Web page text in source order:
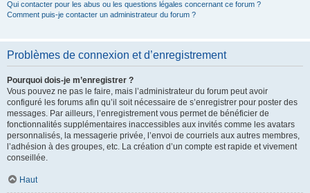
Qui contacter pour les abus ou les questions légales concernant ce forum ?
Comment puis-je contacter un administrateur du forum ?
Problèmes de connexion et d’enregistrement
Pourquoi dois-je m’enregistrer ?
Vous pouvez ne pas le faire, mais l’administrateur du forum peut avoir
configuré les forums afin qu’il soit nécessaire de s’enregistrer pour poster des
messages. Par ailleurs, l’enregistrement vous permet de bénéficier de
fonctionnalités supplémentaires inaccessibles aux invités comme les avatars
personnalisés, la messagerie privée, l’envoi de courriels aux autres membres,
l’adhésion à des groupes, etc. La création d’un compte est rapide et vivement
conseillée.
Haut